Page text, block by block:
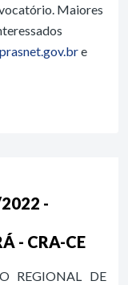
Maiores
e
-
- CRA-CE
REGIONAL DE